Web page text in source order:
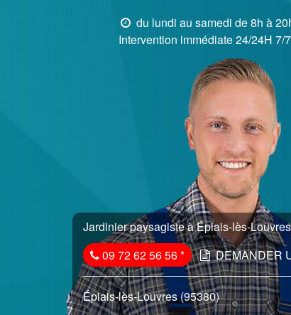
du lundi au samedi de 8h à
Intervention immédiate 24/24H 7/
Jardinier paysagiste à Épiais-lès-
09 72 62 56 56* DEMANDER
Épiais-lès-Louvres (95380)